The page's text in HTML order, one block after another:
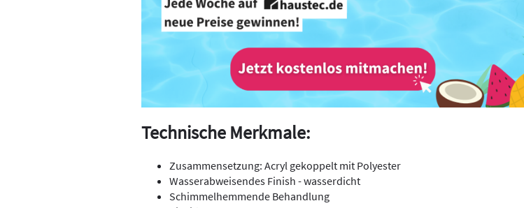
Technische Merkmale:
Zusammensetzung: Acryl gekoppelt mit Polyester
Wasserabweisendes Finish - wasserdicht
Schimmelhemmende Behandlung